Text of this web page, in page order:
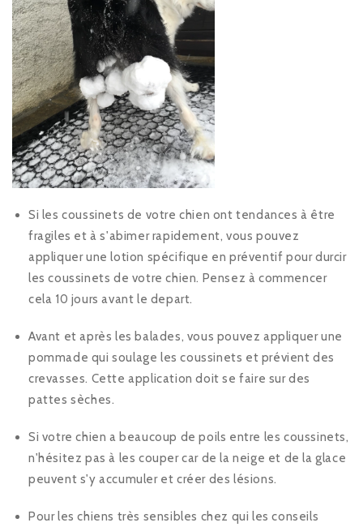
Si les coussinets de votre chien ont tendances à être
fragiles et à s'abimer rapidement, vous pouvez
appliquer une lotion spécifique en préventif pour durcir
les coussinets de votre chien. Pensez à commencer
cela 10 jours avant le depart.
Avant et après les balades, vous pouvez appliquer une
pommade qui soulage les coussinets et prévient des
crevasses. Cette application doit se faire sur des
pattes sèches.
Si votre chien a beaucoup de poils entre les coussinets,
n'hésitez pas à les couper car de la neige et de la glace
peuvent s'y accumuler et créer des lésions.
Pour les chiens très sensibles chez qui les conseils